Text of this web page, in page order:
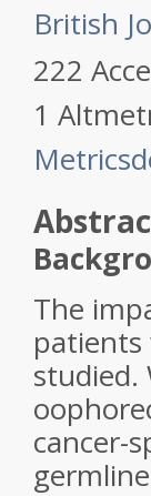
British
222
1
Metrics
The
patients
studied.
cancer-
germline